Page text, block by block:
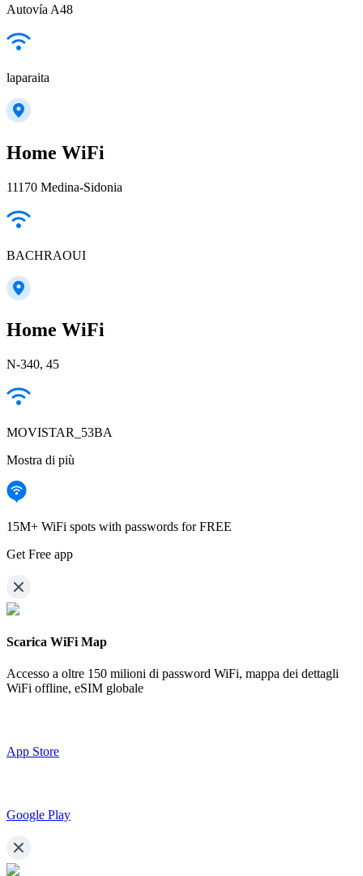
Autovía A48
laparaita
Home WiFi
11170 Medina-Sidonia
BACHRAOUI
Home WiFi
N-340, 45
MOVISTAR_53BA
Mostra di più
15M+ WiFi spots with passwords for FREE
Get Free app
Scarica WiFi Map
Accesso a oltre 150 milioni di password WiFi, mappa dei dettagli
WiFi offline, eSIM globale
App Store
Google Play